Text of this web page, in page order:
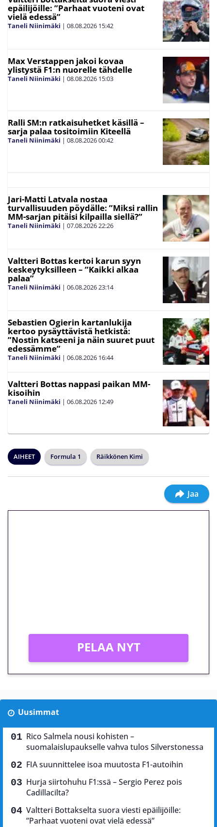
epäilijöille: ”Parhaat vuoteni ovat
vielä edessä”
Taneli Niinimäki | 08.08.2026 15:42
Max Verstappen jakoi kovaa
ylistystä F1:n nuorelle tähdelle
Taneli Niinimäki | 08.08.2026 15:03
Ralli SM:n ratkaisuhetket käsillä –
sarja palaa tositoimiin Kiteellä
Taneli Niinimäki | 08.08.202600:42
Jari-Matti Latvala nostaa
turvallisuuden pöydälle: ”Miksi rallin
MM-sarjan pitäisi kilpailla siellä?”
Taneli Niinimäki | 07.08.202622:26
Valtteri Bottas kertoi karun syyn
keskeytyksilleen – ”Kaikki alkaa
palaa”
Taneli Niinimäki | 06.08.202623:14
Sebastien Ogierin kartanlukija
kertoo pysäyttävistä hetkistä:
”Nostin katseeni ja näin suuret puut
edessämme”
Taneli Niinimäki | 06.08.2026 16:44
Valtteri Bottas nappasi paikan MM-
kisoihin
Taneli Niinimäki | 06.08.2026 12:49
AIHEET Formula 1 Räikkönen Kimi
Jaa
PELAA NYT
Uusimmat
Rico Salmela nousi kohisten –
suomalaislupaukselle vahva tulos Silverstonessa
FIA suunnittelee isoa muutosta F1-autoihin
Hurja siirtohuhu F1:ssä – Sergio Perez pois
Cadillacilta?
Valtteri Bottakselta suora viesti epäilijöille:
”Parhaat vuoteni ovat vielä edessä”